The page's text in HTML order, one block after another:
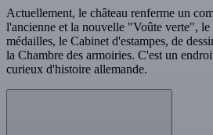
Actuellement, le château renferme un
l'ancienne et la nouvelle "Voûte verte", le
médailles, le Cabinet d'estampes, de
la Chambre des armoiries. C'est un
curieux d'histoire allemande.